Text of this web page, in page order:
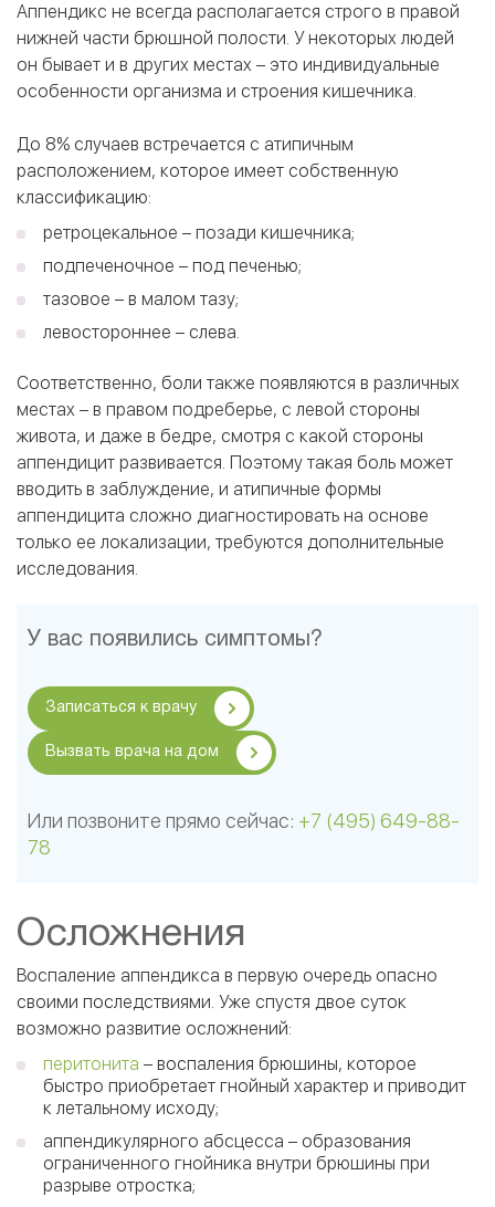
Аппендикс не всегда располагается строго в правой
нижней части брюшной полости. У некоторых людей
он бывает и в других местах – это индивидуальные
особенности организма и строения кишечника.
До 8% случаев встречается с атипичным
расположением, которое имеет собственную
классификацию:
ретроцекальное – позади кишечника;
подпеченочное – под печенью;
тазовое – в малом тазу;
левостороннее – слева.
Соответственно, боли также появляются в различных
местах – в правом подреберье, с левой стороны
живота, и даже в бедре, смотря с какой стороны
аппендицит развивается. Поэтому такая боль может
вводить в заблуждение, и атипичные формы
аппендицита сложно диагностировать на основе
только ее локализации, требуются дополнительные
исследования.
У вас появились симптомы?
Записаться к врачу
Вызвать врача на дом
Или позвоните прямо сейчас: +7 (495) 649-88-
78
Осложнения
Воспаление аппендикса в первую очередь опасно
своими последствиями. Уже спустя двое суток
возможно развитие осложнений:
перитонита – воспаления брюшины, которое
быстро приобретает гнойный характер и приводит
к летальному исходу;
аппендикулярного абсцесса – образования
ограниченного гнойника внутри брюшины при
разрыве отростка;